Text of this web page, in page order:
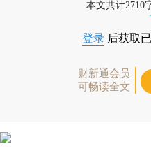
本文共计2710
登录 后获取
财新通会员
可畅读全文